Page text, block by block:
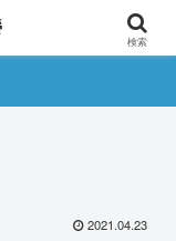
2021.04.23
検索